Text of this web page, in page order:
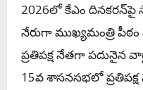
2026లో కేఎం
నేరుగా ముఖ్యమంత్రి
ప్రతిపక్ష నేతగా పదునైన
15వ శాసనసభలో